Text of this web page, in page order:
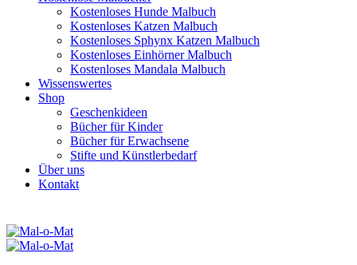
Kostenloses Hunde Malbuch
Kostenloses Katzen Malbuch
Kostenloses Sphynx Katzen Malbuch
Kostenloses Einhörner Malbuch
Kostenloses Mandala Malbuch
Wissenswertes
Shop
Geschenkideen
Bücher für Kinder
Bücher für Erwachsene
Stifte und Künstlerbedarf
Über uns
Kontakt